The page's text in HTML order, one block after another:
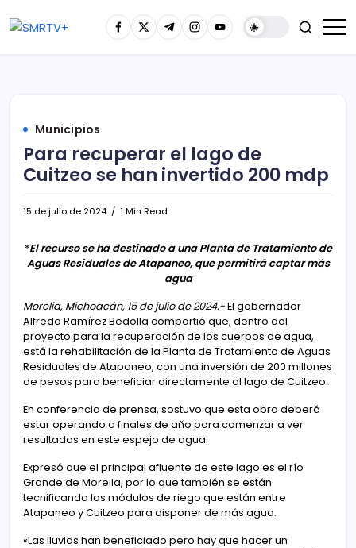
Municipios
Para recuperar el lago de
Cuitzeo se han invertido 200 mdp
15 de julio de 2024 1 Min Read
*El recurso se ha destinado a una Planta de Tratamiento de
Aguas Residuales de Atapaneo, que permitirá captar más
agua
Morelia, Michoacán, 15 de julio de 2024.-El gobernador
Alfredo Ramírez Bedolla compartió que, dentro del
proyecto para la recuperación de los cuerpos de agua,
está la rehabilitación de la Planta de Tratamiento de Aguas
Residuales de Atapaneo, con una inversión de 200 millones
de pesos para beneficiar directamente al lago de Cuitzeo.
En conferencia de prensa, sostuvo que esta obra deberá
estar operando a finales de año para comenzar a ver
resultados en este espejo de agua.
Expresó que el principal afluente de este lago es el río
Grande de Morelia, por lo que también se están
tecnificando los módulos de riego que están entre
Atapaneo y Cuitzeo para disponer de más agua.
«Las lluvias han beneficiado pero hay que hacer un